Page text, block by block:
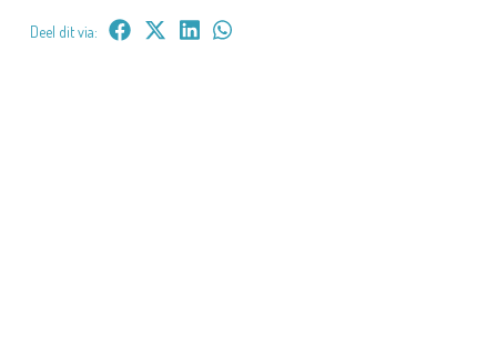
Deel dit via: